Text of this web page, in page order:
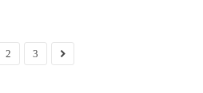
2 3